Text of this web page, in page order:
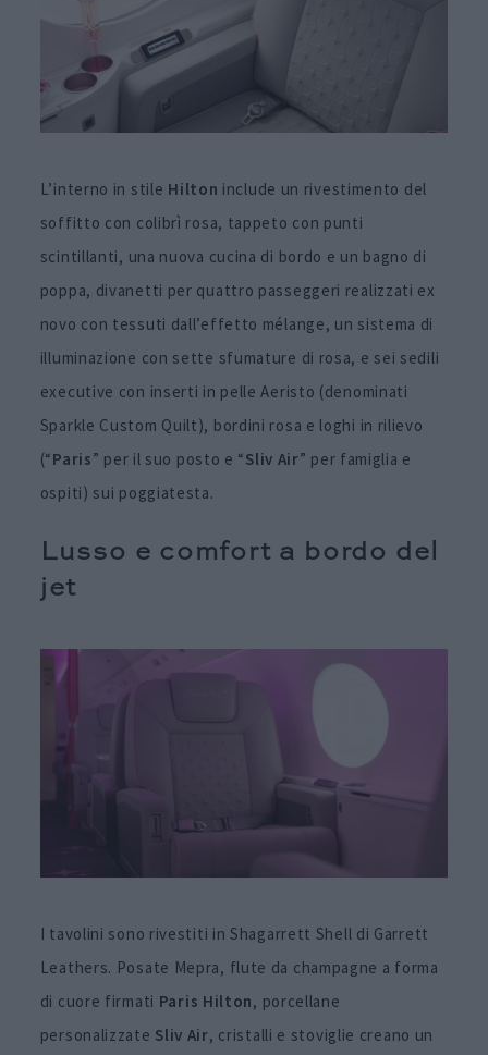
L’interno in stile Hilton include un rivestimento del
soffitto con colibrì rosa, tappeto con punti
scintillanti, una nuova cucina di bordo e un bagno di
poppa, divanetti per quattro passeggeri realizzati ex
novo con tessuti dall’effetto mélange, un sistema di
illuminazione con sette sfumature di rosa, e sei sedili
executive con inserti in pelle Aeristo (denominati
Sparkle Custom Quilt), bordini rosa e loghi in rilievo
(“Paris” per il suo posto e “Sliv Air” per famiglia e
ospiti) sui poggiatesta.
Lusso e comfort a bordo del
jet
I tavolini sono rivestiti in Shagarrett Shell di Garrett
Leathers. Posate Mepra, flute da champagne a forma
di cuore firmati Paris Hilton, porcellane
personalizzate Sliv Air, cristalli e stoviglie creano un